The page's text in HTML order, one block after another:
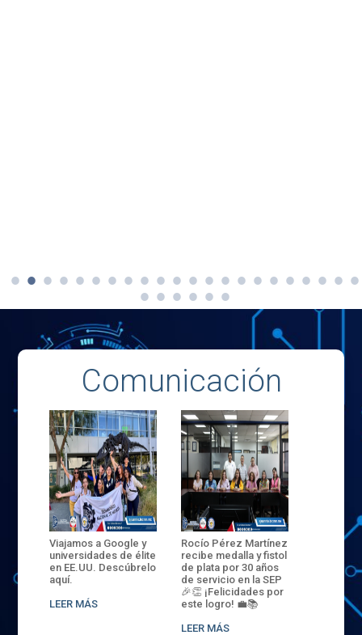
Comunicación
Viajamos a Google y
universidades de élite
en EE.UU. Descúbrelo
aquí.
LEER MÁS
Rocío Pérez Martínez
recibe medalla y fistol
de plata por 30 años
de servicio en la SEP
🎉👏 ¡Felicidades por
este logro! 💼📚
LEER MÁS
ENECB-
del
batalla.
32
sede